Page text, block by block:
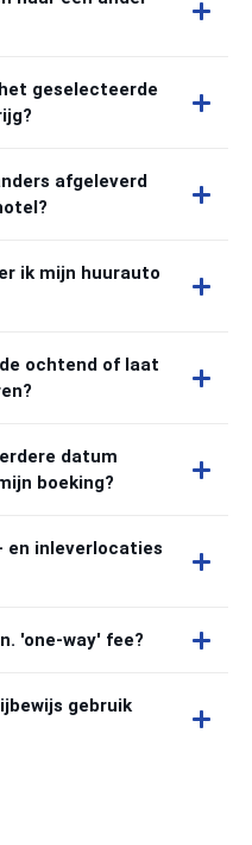
geselecteerde
afgeleverd
ik mijn huurauto
ochtend of laat
datum
boeking?
en inleverlocaties
'one-way' fee?
gebruik